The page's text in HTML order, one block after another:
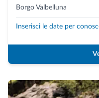
Borgo Valbelluna
Inserisci le date per